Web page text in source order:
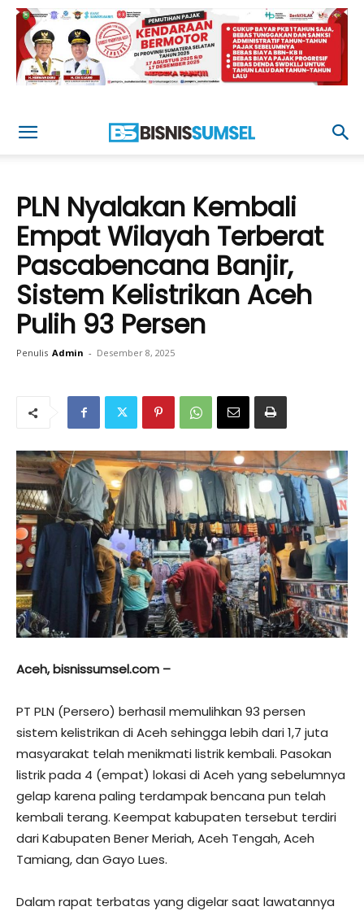
PLN Nyalakan Kembali
Empat Wilayah Terberat
Pascabencana Banjir,
Sistem Kelistrikan Aceh
Pulih 93 Persen
Penulis Admin - Desember 8, 2025
Aceh, bisnissumsel.com –
PT PLN (Persero) berhasil memulihkan 93 persen
sistem kelistrikan di Aceh sehingga lebih dari 1,7 juta
masyarakat telah menikmati listrik kembali. Pasokan
listrik pada 4 (empat) lokasi di Aceh yang sebelumnya
gelap karena paling terdampak bencana pun telah
kembali terang. Keempat kabupaten tersebut terdiri
dari Kabupaten Bener Meriah, Aceh Tengah, Aceh
Tamiang, dan Gayo Lues.
Dalam rapat terbatas yang digelar saat lawatannya